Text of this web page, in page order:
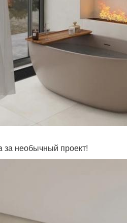
за необычный проект!